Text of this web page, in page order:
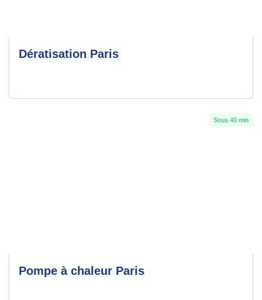
Dératisation Paris
Sous 40 min
Pompe à chaleur Paris